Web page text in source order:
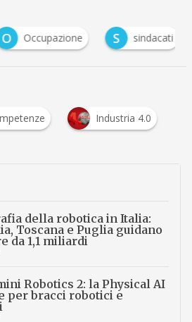
Occupazione S sindacati
Industria 4.0
della robotica in Italia:
Toscana e Puglia guidano
da 1,1 miliardi
Robotics 2: la Physical AI
per bracci robotici e